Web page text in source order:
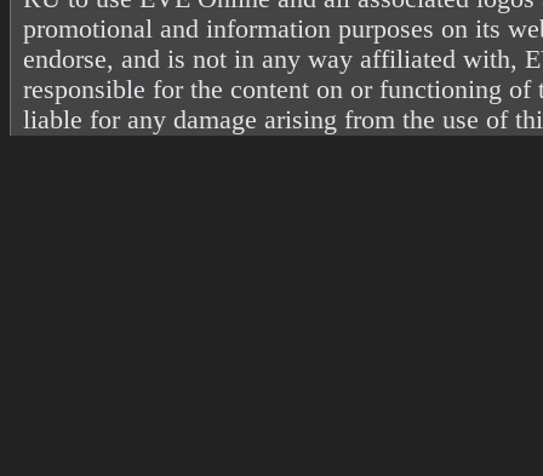
promotional and information purposes on its
endorse, and is not in any way affiliated with,
responsible for the content on or functioning of
liable for any damage arising from the use of